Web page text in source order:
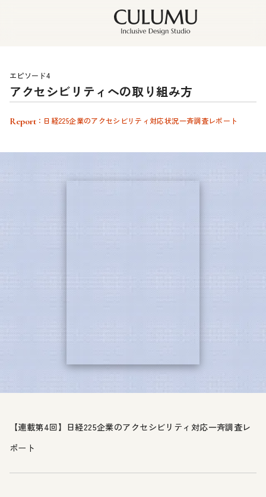
アクセシビリティへの取り組み方
エピソード4
Report ：日経225企業のアクセシビリティ対応状況一斉調査レポート
【連載第4回】日経225企業のアクセシビリティ対応一斉調査レ
ポート